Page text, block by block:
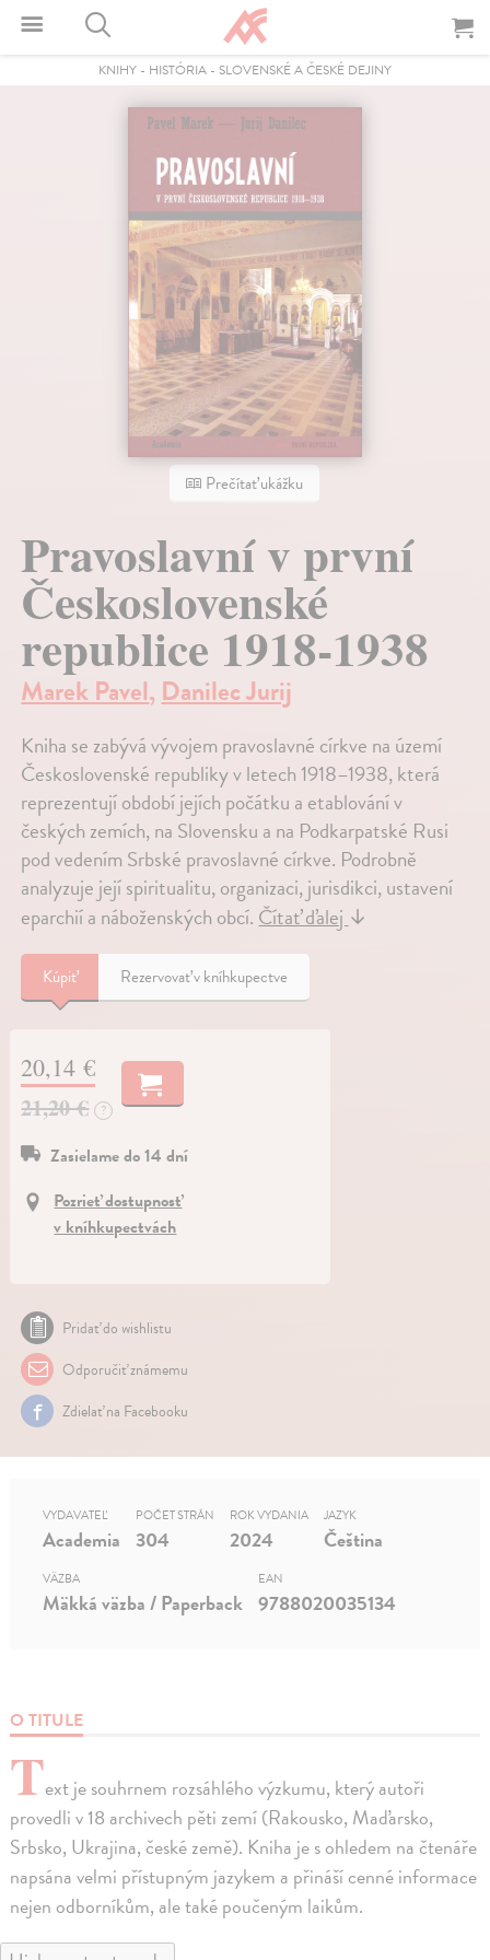
KNIHY - HISTÓRIA - SLOVENSKÉ A ČESKÉ DEJINY
Prečítať ukážku
Pravoslavní v první
Československé
republice 1918-1938
Marek Pavel, Danilec Jurij
Kniha se zabývá vývojem pravoslavné církve na území
Československé republiky v letech 1918–1938, která
reprezentují období jejích počátku a etablování v
českých zemích, na Slovensku a na Podkarpatské Rusi
pod vedením Srbské pravoslavné církve. Podrobně
analyzuje její spiritualitu, organizaci, jurisdikci, ustavení
eparchií a náboženských obcí.Čítať ďalej↓
Kúpiť Rezervovať v kníhkupectve
20,14 €
21,20 €
?
Zasielame do 14 dní
Pozrieť dostupnosť
v kníhkupectvách
Pridať do wishlistu
Odporučiť známemu
Zdielať na Facebooku
O TITULE
Text je souhrnem rozsáhlého výzkumu, který autoři
provedli v 18 archivech pěti zemí (Rakousko, Maďarsko,
Srbsko, Ukrajina, české země). Kniha je s ohledem na čtenáře
napsána velmi přístupným jazykem a přináší cenné informace
nejen odborníkům, ale také poučeným laikům.
VYDAVATEĽ
Academia
POČET STRÁN
304
ROK VYDANIA
2024
JAZYK
Čeština
VÄZBA
Mäkká väzba / Paperback
EAN
9788020035134